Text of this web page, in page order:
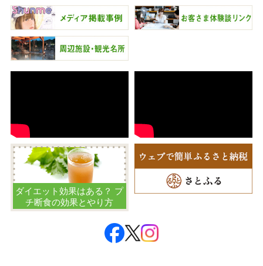
ダイエット効果はある？ プ
チ断食の効果とやり方